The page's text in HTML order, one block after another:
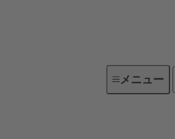
メニュー
デバイ